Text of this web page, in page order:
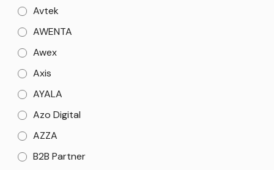
Avtek
AWENTA
Awex
Axis
AYALA
Azo Digital
AZZA
B2B Partner